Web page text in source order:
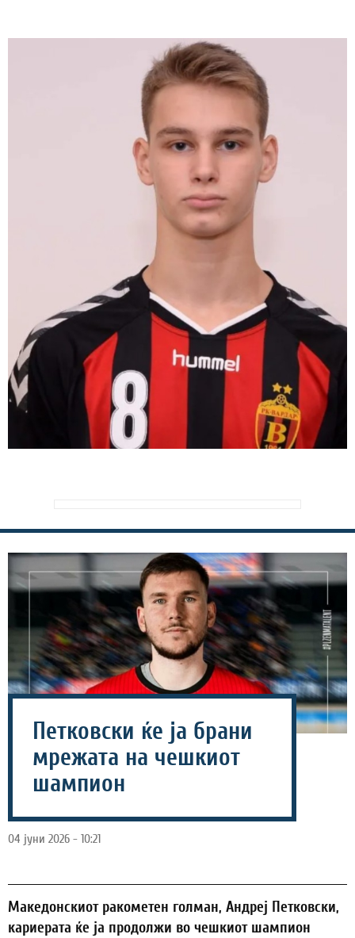
Петковски ќе ја брани
мрежата на чешкиот
шампион
04 јуни 2026 - 10:21
Македонскиот ракометен голман, Андреј Петковски,
кариерата ќе ја продолжи во чешкиот шампион